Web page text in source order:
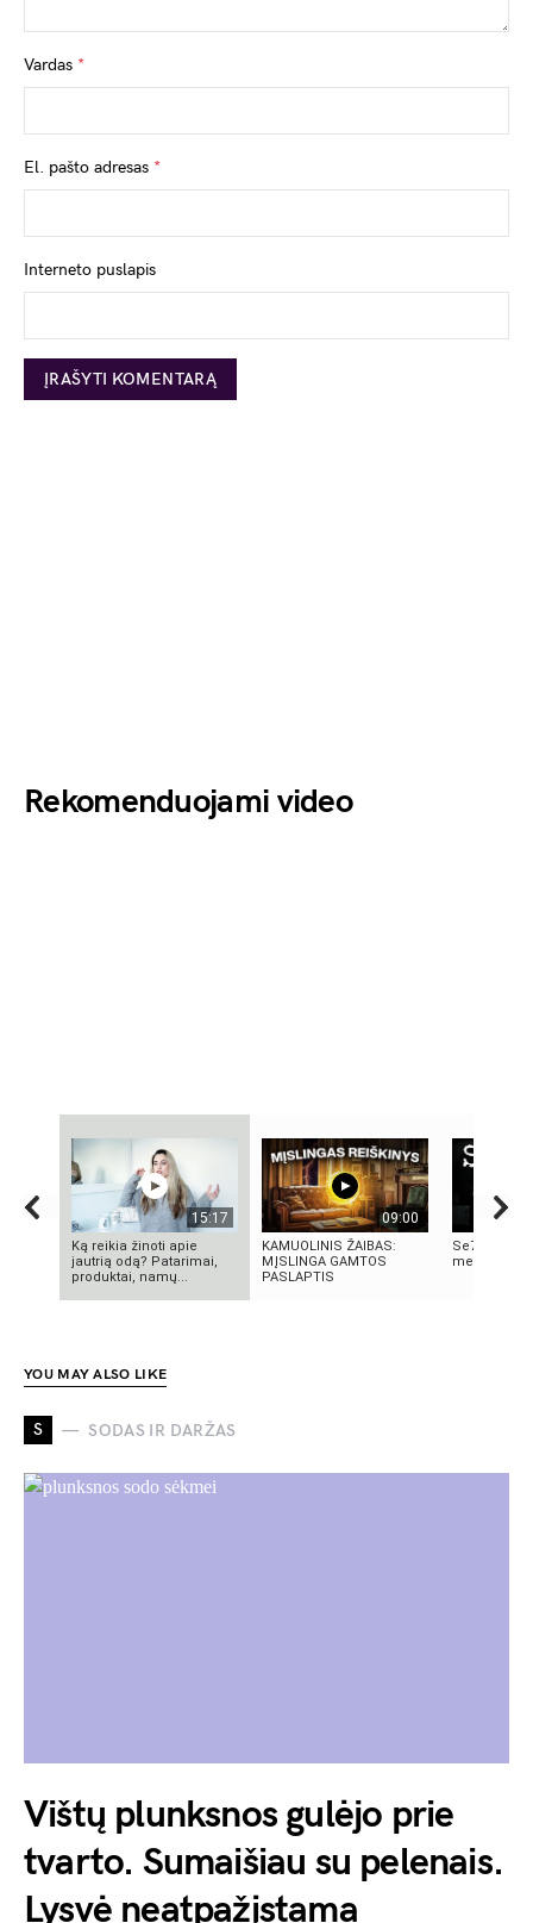
Vardas *
El. pašto adresas *
Interneto puslapis
Rekomenduojami video
15:17
Ką reikia žinoti apie
jautrią odą? Patarimai,
produktai, namų...
09:00
KAMUOLINIS ŽAIBAS:
MĮSLINGA GAMTOS
PASLAPTIS
Se7en –
meno
YOU MAY ALSO LIKE
S SODAS IR DARŽAS
Vištų plunksnos gulėjo prie
tvarto. Sumaišiau su pelenais.
Lysvė neatpažįstama